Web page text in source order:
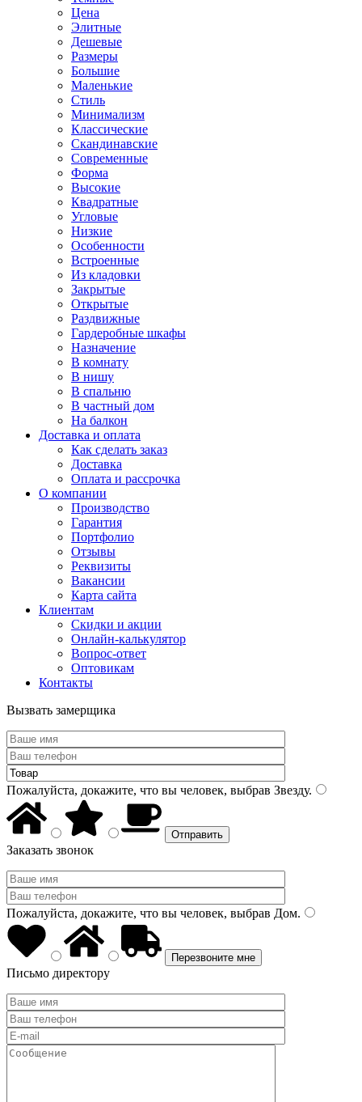
Цена
Элитные
Дешевые
Размеры
Большие
Маленькие
Стиль
Минимализм
Классические
Скандинавские
Современные
Форма
Высокие
Квадратные
Угловые
Низкие
Особенности
Встроенные
Из кладовки
Закрытые
Открытые
Раздвижные
Гардеробные шкафы
Назначение
В комнату
В нишу
В спальню
В частный дом
На балкон
Доставка и оплата
Как сделать заказ
Доставка
Оплата и рассрочка
О компании
Производство
Гарантия
Портфолио
Отзывы
Реквизиты
Вакансии
Карта сайта
Клиентам
Скидки и акции
Онлайн-калькулятор
Вопрос-ответ
Оптовикам
Контакты
Вызвать замерщика
Пожалуйста, докажите, что вы человек, выбрав Звезду.
Заказать звонок
Пожалуйста, докажите, что вы человек, выбрав Дом.
Письмо директору